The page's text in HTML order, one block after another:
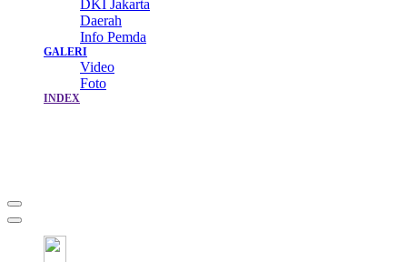
DKI Jakarta
Daerah
Info Pemda
GALERI
Video
Foto
INDEX